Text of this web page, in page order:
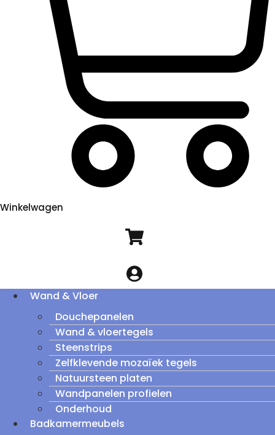
Winkelwagen
Wand & Vloer
Douchepanelen
Wand & vloertegels
Steenstrips
Zelfklevende mozaïek tegels
Natuursteen platen
Wandpanelen profielen
Onderhoud
Badkamermeubels